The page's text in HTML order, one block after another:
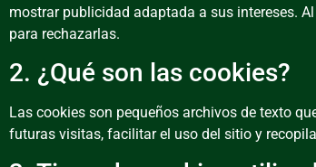
mostrar publicidad adaptada a sus intereses.
para rechazarlas.
2. ¿Qué son las cookies?
Las cookies son pequeños archivos de texto
futuras visitas, facilitar el uso del sitio y